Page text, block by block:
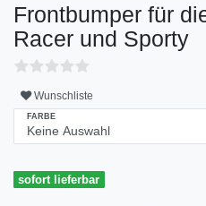
Frontbumper für
Racer und Sporty
Wunschliste
FARBE
sofort lieferbar